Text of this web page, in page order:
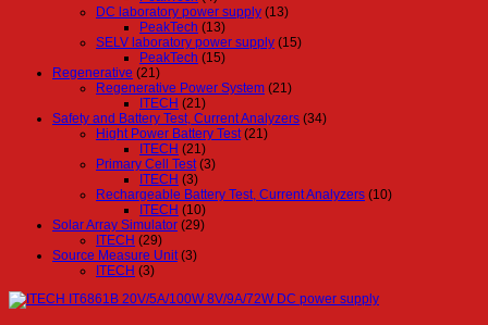
DC laboratory power supply (13)
PeakTech (13)
SELV laboratory power supply (15)
PeakTech (15)
Regenerative (21)
Regenerative Power System (21)
ITECH (21)
Safety and Battery Test, Current Analyzers (34)
Hight Power Battery Test (21)
ITECH (21)
Primary Cell Test (3)
ITECH (3)
Rechargeable Battery Test, Current Analyzers (10)
ITECH (10)
Solar Array Simulator (29)
ITECH (29)
Source Measure Unit (3)
ITECH (3)